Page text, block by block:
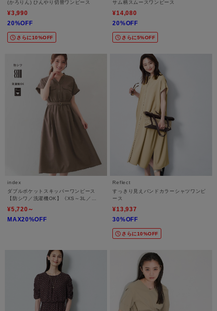
(かろりん) ひんやり切替ワンピース
¥3,990
20%OFF
さらに10%OFF
サム柄スムースワンピース
¥14,080
20%OFF
さらに5%OFF
index
ダブルポケットスキッパーワンピース
【防シワ／洗濯機OK】《XS～3L／
¥5,720～
MAX20%OFF
Reflect
すっきり見えバンドカラーシャツワンピ
ース
¥13,937
30%OFF
さらに10%OFF